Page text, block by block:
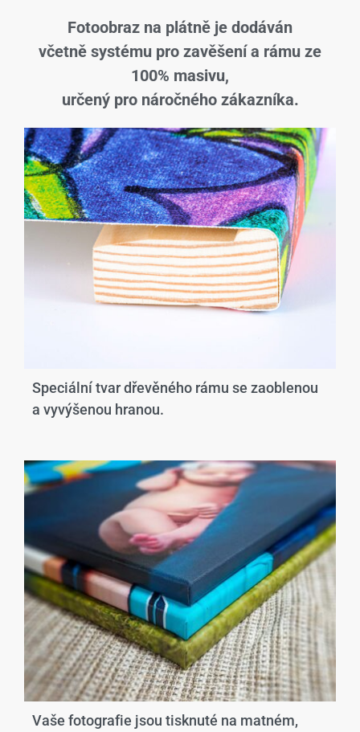
Fotoobraz na plátně je dodáván
včetně systému pro zavěšení a rámu ze
100% masivu,
určený pro náročného zákazníka.
Speciální tvar dřevěného rámu se zaoblenou
a vyvýšenou hranou.​
Vaše fotografie jsou tisknuté na matném,